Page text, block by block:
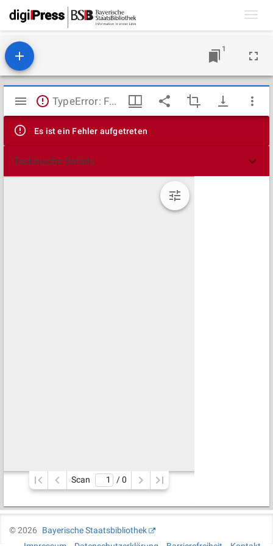
1
Mirador
Viewer
TypeError: Failed to fetch
Es ist ein Fehler aufgetreten
Technische Details
Scan / 0
©2026
Bayerische Staatsbibliothek